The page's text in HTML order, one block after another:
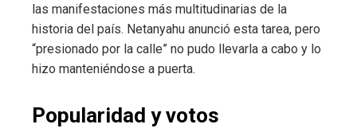
las manifestaciones más multitudinarias de la
historia del país. Netanyahu anunció esta tarea, pero
“presionado por la calle” no pudo llevarla a cabo y lo
hizo manteniéndose a puerta.
Popularidad y votos